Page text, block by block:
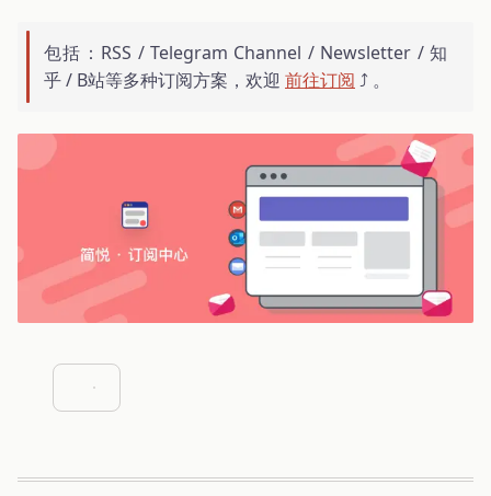
包括：RSS / Telegram Channel / Newsletter / 知
乎 / B站等多种订阅方案，欢迎 前往订阅 ⤴️ 。